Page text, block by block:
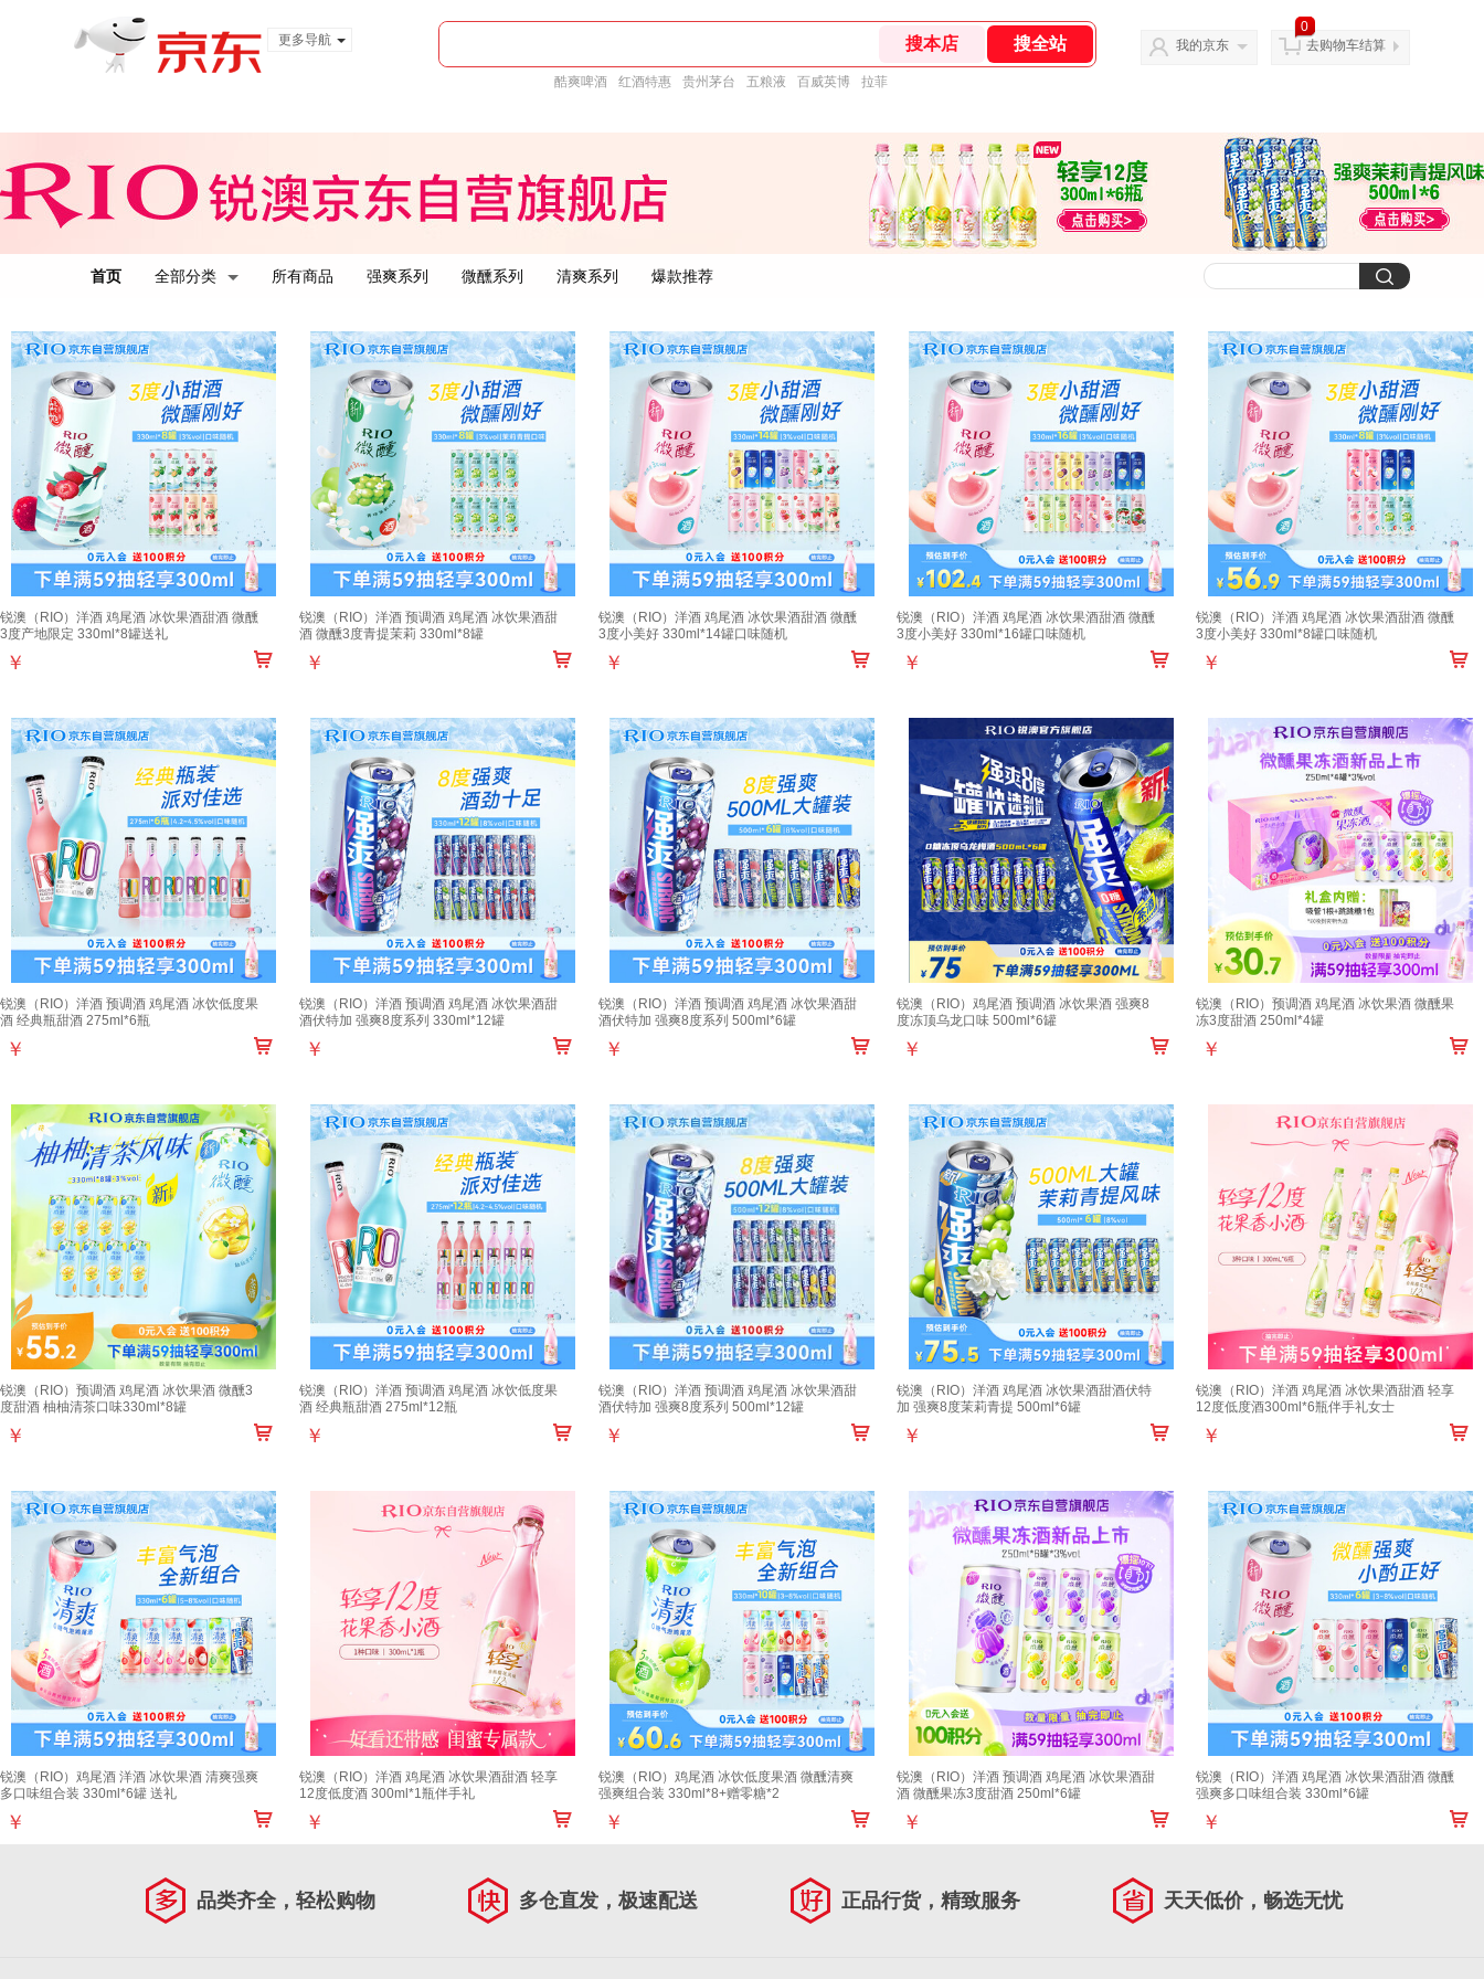
更多导航
酷爽啤酒 红酒特惠 贵州茅台 五粮液 百威英博 拉菲
我的京东
0
去购物车结算
首页 全部分类 所有商品 强爽系列 微醺系列 清爽系列 爆款推荐
锐澳（RIO）洋酒 鸡尾酒 冰饮果酒甜酒 微醺
3度产地限定 330ml*8罐送礼
￥
锐澳（RIO）洋酒 预调酒 鸡尾酒 冰饮果酒甜
酒 微醺3度青提茉莉 330ml*8罐
￥
锐澳（RIO）洋酒 鸡尾酒 冰饮果酒甜酒 微醺
3度小美好 330ml*14罐口味随机
￥
锐澳（RIO）洋酒 鸡尾酒 冰饮果酒甜酒 微醺
3度小美好 330ml*16罐口味随机
￥
锐澳（RIO）洋酒 鸡尾酒 冰饮果酒甜酒 微醺
3度小美好 330ml*8罐口味随机
￥
锐澳（RIO）洋酒 预调酒 鸡尾酒 冰饮低度果
酒 经典瓶甜酒 275ml*6瓶
￥
锐澳（RIO）洋酒 预调酒 鸡尾酒 冰饮果酒甜
酒伏特加 强爽8度系列 330ml*12罐
￥
锐澳（RIO）洋酒 预调酒 鸡尾酒 冰饮果酒甜
酒伏特加 强爽8度系列 500ml*6罐
￥
锐澳（RIO）鸡尾酒 预调酒 冰饮果酒 强爽8
度冻顶乌龙口味 500ml*6罐
￥
锐澳（RIO）预调酒 鸡尾酒 冰饮果酒 微醺果
冻3度甜酒 250ml*4罐
￥
锐澳（RIO）预调酒 鸡尾酒 冰饮果酒 微醺3
度甜酒 柚柚清茶口味330ml*8罐
￥
锐澳（RIO）洋酒 预调酒 鸡尾酒 冰饮低度果
酒 经典瓶甜酒 275ml*12瓶
￥
锐澳（RIO）洋酒 预调酒 鸡尾酒 冰饮果酒甜
酒伏特加 强爽8度系列 500ml*12罐
￥
锐澳（RIO）洋酒 鸡尾酒 冰饮果酒甜酒伏特
加 强爽8度茉莉青提 500ml*6罐
￥
锐澳（RIO）洋酒 鸡尾酒 冰饮果酒甜酒 轻享
12度低度酒300ml*6瓶伴手礼女士
￥
锐澳（RIO）鸡尾酒 洋酒 冰饮果酒 清爽强爽
多口味组合装 330ml*6罐 送礼
￥
锐澳（RIO）洋酒 鸡尾酒 冰饮果酒甜酒 轻享
12度低度酒 300ml*1瓶伴手礼
￥
锐澳（RIO）鸡尾酒 冰饮低度果酒 微醺清爽
强爽组合装 330ml*8+赠零糖*2
￥
锐澳（RIO）洋酒 预调酒 鸡尾酒 冰饮果酒甜
酒 微醺果冻3度甜酒 250ml*6罐
￥
锐澳（RIO）洋酒 鸡尾酒 冰饮果酒甜酒 微醺
强爽多口味组合装 330ml*6罐
￥
品类齐全，轻松购物 多仓直发，极速配送 正品行货，精致服务 天天低价，畅选无忧